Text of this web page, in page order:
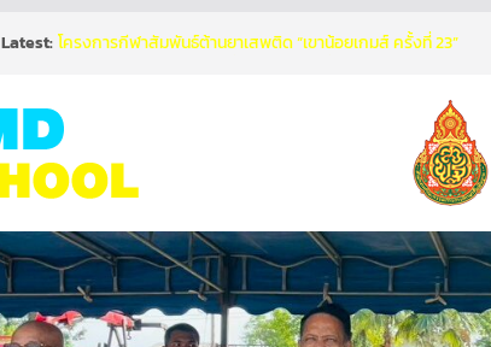
Latest:โครงการกีฬาสัมพันธ์ต้านยาเสพติด “เขาน้อยเกมส์ ครั้งที่ 23”
กิจกรรมเข้าค่ายพักแรมลูกเสือ–เนตรนารี สามัญรุ่นใหญ่
วันมาฆบูชา 2569
บริษัท สติวเดนท์ แคร์ จำกัด มอบเงินจำนวน 100,000 บาทสนับสนุน
กิจกรรมของโรงเรียน